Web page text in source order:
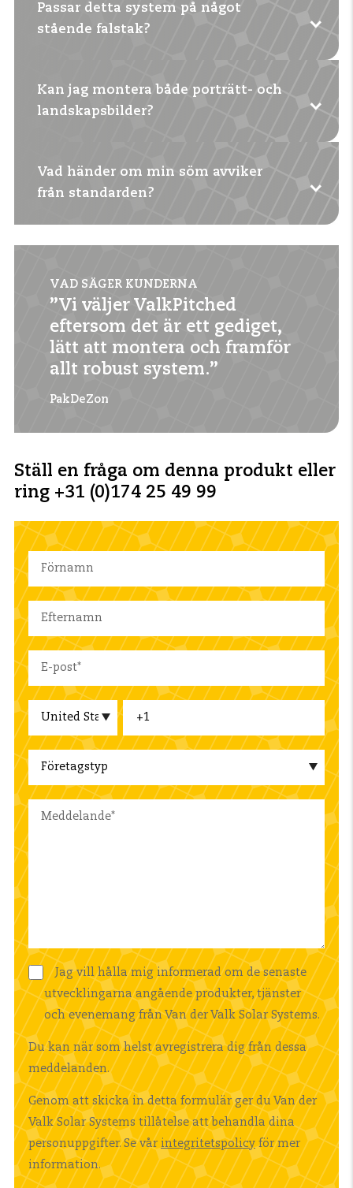
Du borrar inte och klämmorna passar exakt
efter fals form. På så sätt bevaras takets
Passar detta system på något
stående falstak?
För de flesta tak, ja. Det finns klämmor för platta
och runda sömmar.
Kan jag montera både porträtt- och
landskapsbilder?
Ja, båda uppsättningarna är möjliga med detta
system tack vare de flexibla profilerna och
Vad händer om min söm avviker
från standarden?
ingenjörer hjälper dig med en lämplig
konfiguration.
VAD SÄGER KUNDERNA
”Vi väljer ValkPitched
eftersom det är ett gediget,
lätt att montera och framför
allt robust system.”
PakDeZon
Ställ en fråga om denna produkt eller
ring +31 (0)174 25 49 99
Jag vill hålla mig informerad om de senaste
utvecklingarna angående produkter, tjänster
och evenemang från Van der Valk Solar Systems.
Du kan när som helst avregistrera dig från dessa
meddelanden.
Genom att skicka in detta formulär ger du Van der
Valk Solar Systems tillåtelse att behandla dina
personuppgifter. Se vår integritetspolicyför mer
information.